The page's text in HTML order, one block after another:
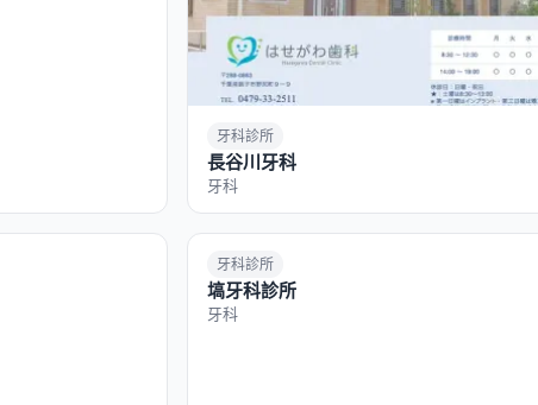
牙科診所
長谷川牙科
牙科
牙科診所
塙牙科診所
牙科